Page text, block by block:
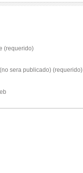
(requerido)
sera publicado) (requerido)